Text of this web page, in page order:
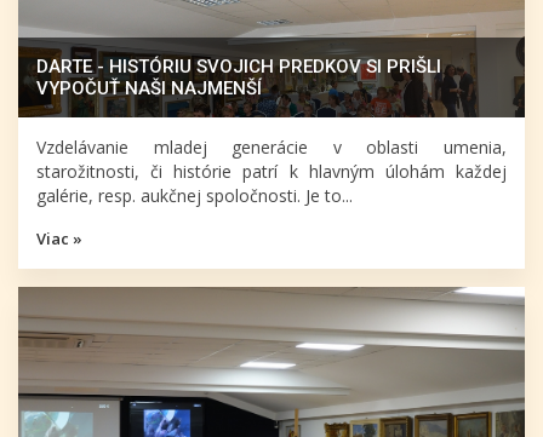
DARTE - HISTÓRIU SVOJICH PREDKOV SI PRIŠLI
VYPOČUŤ NAŠI NAJMENŠÍ
Vzdelávanie mladej generácie v oblasti umenia,
starožitnosti, či histórie patrí k hlavným úlohám každej
galérie, resp. aukčnej spoločnosti. Je to...
Viac »